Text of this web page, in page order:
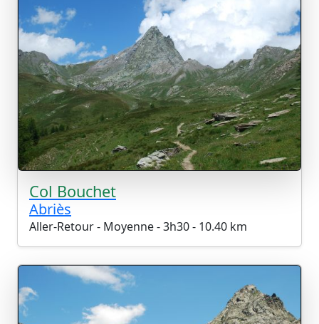
Col Bouchet
Abriès
Aller-Retour - Moyenne - 3h30 - 10.40 km